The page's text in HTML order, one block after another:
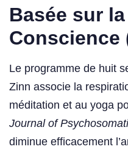
Basée sur
Conscience
Le programme de huit
Zinn associe la
méditation et au yoga
Journal of
diminue efficacement